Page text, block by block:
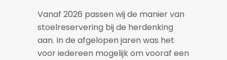
Vanaf 2026 passen wij de manier van
stoelreservering bij de herdenking
aan. In de afgelopen jaren was het
voor iedereen mogelijk om vooraf een